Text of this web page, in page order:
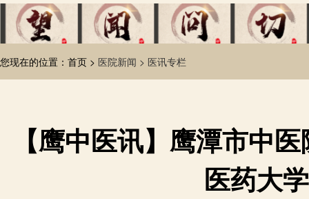
您现在的位置：首页 > 医院新闻 > 医讯专栏
【鹰中医讯】鹰潭市中
医药大